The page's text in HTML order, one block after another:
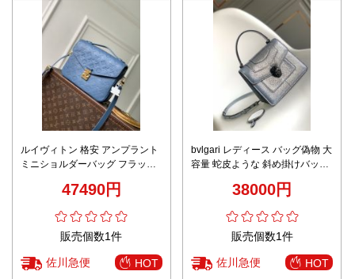
ルイヴィトン 格安 アンプラント
ミニショルダーバッグ フラップ
47490円
販売個数1件
佐川急便 HOT
bvlgari レディース バッグ偽物 大
容量 蛇皮ような 斜め掛けバッグ
38000円
販売個数1件
佐川急便 HOT